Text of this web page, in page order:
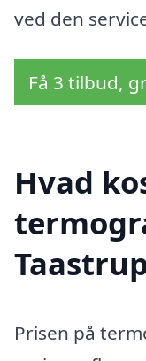
ved den
Få 3 tilbud,
Hvad
Prisen på